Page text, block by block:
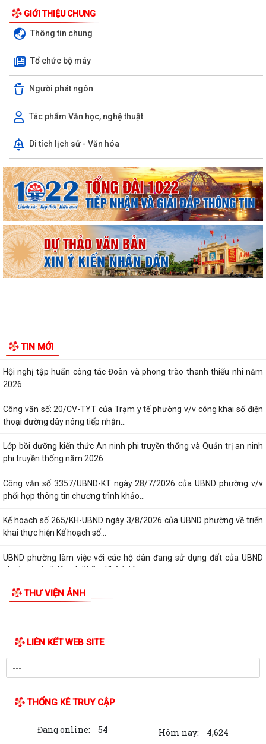
GIỚI THIỆU CHUNG
Thông tin chung
Tổ chức bộ máy
Người phát ngôn
Tác phẩm Văn học, nghệ thuật
Di tích lịch sử - Văn hóa
TIN MỚI
UBND phường triển khai công tác khám sức khoẻ định kỳ, khám sàng
lọc miễn phí cho người dân trên...
Ban đại diện Hội đồng quản trị Ngân hàng Chính sách xã hội phường
Kiến An tổ chức phiên họp giao...
TỪ NGÀY 08/8/2026: NHIỀU THỦ TỤC HÀNH CHÍNH TRỰC TUYẾN TẠI
giữa năm 2026 HĐND thành phố...
Hội nghị tập huấn công tác Đoàn và phong trào thanh thiếu nhi năm
2026
Công văn số: 20/CV-TYT của Trạm y tế phường v/v công khai số điện
thoại đường dây nóng tiếp nhận...
Lớp bồi dưỡng kiến thức An ninh phi truyền thống và Quản trị an ninh
phi truyền thống năm 2026
Công văn số 3357/UBND-KT ngày 28/7/2026 của UBND phường v/v
phối hợp thông tin chương trình khảo...
Kế hoạch số 265/KH-UBND ngày 3/8/2026 của UBND phường về triển
khai thực hiện Kế hoạch số...
UBND phường làm việc với các hộ dân đang sử dụng đất của UBND
phường tại tổ dân phố Lãm Khê (giáp...
PHƯỜNG KIẾN AN THAM DỰ HỘI NGHỊ TRỰC TUYẾN THÀNH PHỐ VỀ
Lễ chào cờ tháng 8/2026
Thông báo số 1298/TB-UBND ngày 31/7/2026 về việc công bố kế
việc công bố kế hoạch, danh mục khu đất...
THƯ VIỆN ẢNH
LIÊN KẾT WEB SITE
THỐNG KÊ TRUY CẬP
Đang online: 54 Hôm nay:
4,624